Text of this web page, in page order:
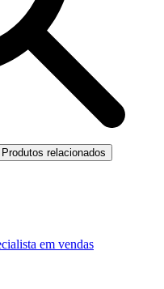
Produtos relacionados
em vendas